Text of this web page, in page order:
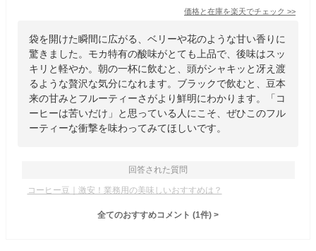
価格と在庫を楽天でチェック >>
袋を開けた瞬間に広がる、ベリーや花のような甘い香りに
驚きました。モカ特有の酸味がとても上品で、後味はスッ
キリと軽やか。朝の一杯に飲むと、頭がシャキッと冴え渡
るような贅沢な気分になれます。​ブラックで飲むと、豆本
来の甘みとフルーティーさがより鮮明にわかります。「コ
ーヒーは苦いだけ」と思っている人にこそ、ぜひこのフル
ーティーな衝撃を味わってみてほしいです。
回答された質問
コーヒー豆｜激安！業務用の美味しいおすすめは？
全てのおすすめコメント (1件) >